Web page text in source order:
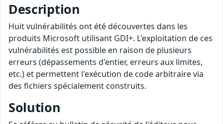
Description
Huit vulnérabilités ont été découvertes dans les
produits Microsoft utilisant GDI+. L'exploitation de ces
vulnérabilités est possible en raison de plusieurs
erreurs (dépassements d'entier, erreurs aux limites,
etc.) et permettent l'exécution de code arbitraire via
des fichiers spécialement construits.
Solution